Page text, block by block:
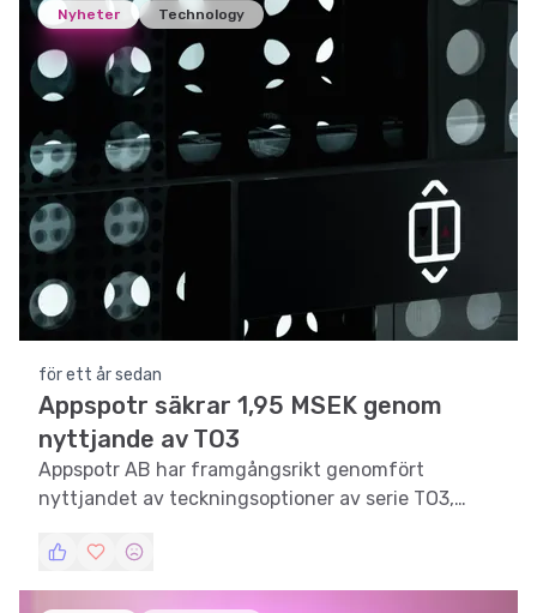
Nyheter Technology
för ett år sedan
Appspotr säkrar 1,95 MSEK genom
nyttjande av TO3
Appspotr AB har framgångsrikt genomfört
nyttjandet av teckningsoptioner av serie TO3,
emissionskostnader.